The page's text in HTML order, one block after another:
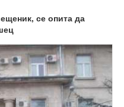
се опита да